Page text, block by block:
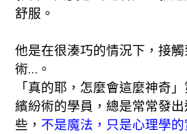
舒服。
他是在很湊巧的情況下，接
術…。
「真的耶，怎麼會這麼神奇
繽紛術的學員，總是常常發
些， 不是魔法，只是心理學